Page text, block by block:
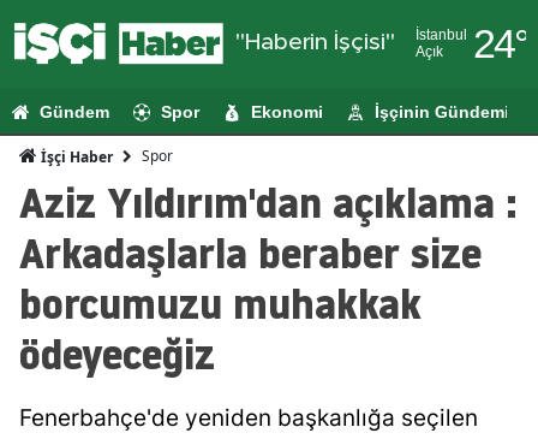
"Haberin İşçisi"
İstanbul
Açık
24°
Adıyaman
Ağrı
Amasya
Artvin
Gündem Spor Ekonomi İşçinin Gündemi
İşçi Haber Spor
Aziz Yıldırım'dan açıklama :
Arkadaşlarla beraber size
borcumuzu muhakkak
ödeyeceğiz
Fenerbahçe'de yeniden başkanlığa seçilen